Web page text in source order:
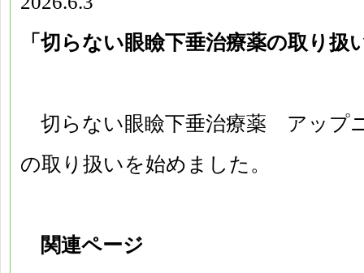
「切らない眼瞼下垂治療薬の取り扱
切らない眼瞼下垂治療薬 アップ
の取り扱いを始めました。
関連ページ